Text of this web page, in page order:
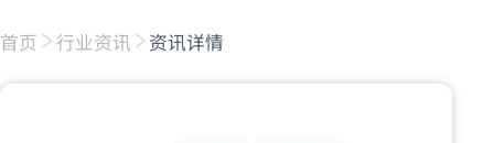
首页 行业资讯 资讯详情